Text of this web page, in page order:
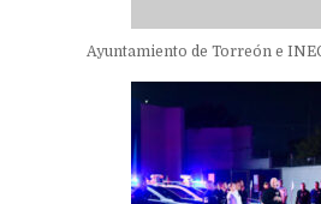
Ayuntamiento de Torreón e